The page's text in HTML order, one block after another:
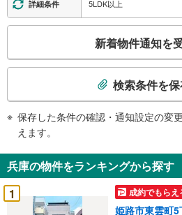
詳細条件 5LDK以上
検
知
を
受
け
新着物件通知を
検索条件を
保存した条件の確認・通知設定の変
えます。
兵庫の物件をランキングから探す
1
成約でもらえ
姫路市東雲町5